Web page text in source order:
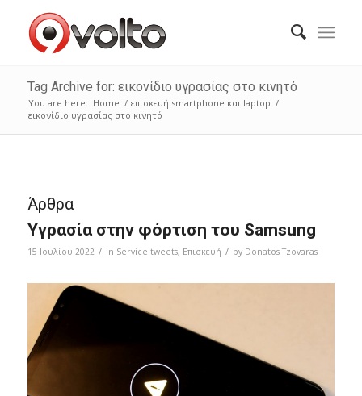
Tag Archive for: εικονίδιο υγρασίας στο κινητό
You are here: Home / επισκευή smartphone και laptop /
εικονίδιο υγρασίας στο κινητό
Άρθρα
Υγρασία στην φόρτιση του Samsung
15 Ιουλίου 2022 / in Service tweets, Επισκευή / by Donatos Tzovaras